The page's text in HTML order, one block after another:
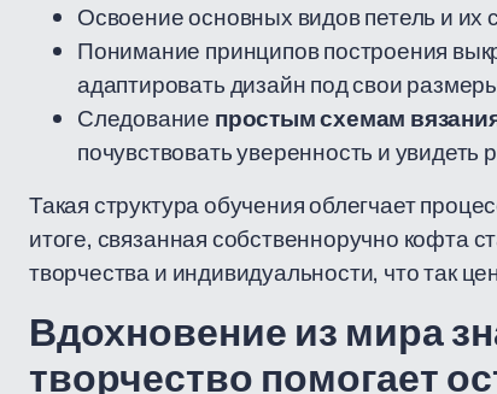
Освоение основных видов петель и их
Понимание принципов построения
адаптировать дизайн под свои
Следование простым схемам
почувствовать уверенность и увидеть
Такая структура обучения облегчает
итоге, связанная собственноручно кофта
творчества и индивидуальности, что так
Вдохновение из мира
творчество помогает